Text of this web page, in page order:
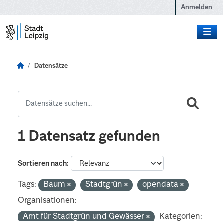
Anmelden
Datensätze
1 Datensatz gefunden
Sortieren nach
Tags: Baum Stadtgrün
opendata
Organisationen:
Amt für Stadtgrün und Gewässer
Kategorien: